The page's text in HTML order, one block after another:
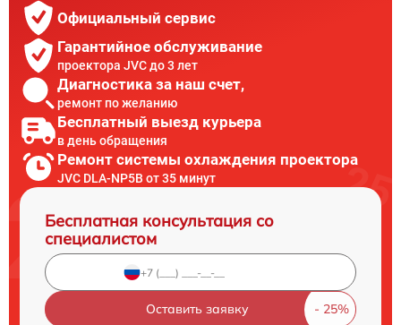
Официальный сервис
Гарантийное обслуживание
проектора JVC до 3 лет
Диагностика за наш счет,
ремонт по желанию
Бесплатный выезд курьера
в день обращения
Ремонт системы охлаждения проектора
JVC DLA-NP5B от 35 минут
Бесплатная консультация со
специалистом
Оставить заявку